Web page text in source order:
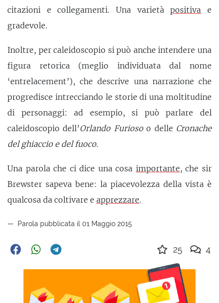
citazioni e collegamenti. Una varietàpositiva e
gradevole.
Inoltre, per caleidoscopio si può anche intendere una
figura retorica (meglio individuata dal nome
‘entrelacement’), che descrive una narrazione che
progredisce intrecciando le storie di una moltitudine
di personaggi: ad esempio, si può parlare del
caleidoscopio dell’Orlando Furiosoo delle Cronache
del ghiaccio e del fuoco.
Una parola che ci dice una cosa importante, che sir
Brewster sapeva bene: la piacevolezza della vista è
qualcosa da coltivare e apprezzare.
Parola pubblicata il 01 Maggio 2015
25 4